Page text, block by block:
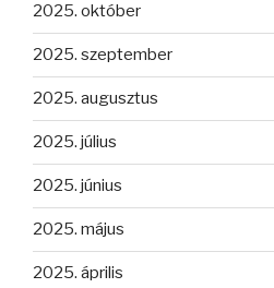
2025. október
2025. szeptember
2025. augusztus
2025. július
2025. június
2025. május
2025. április